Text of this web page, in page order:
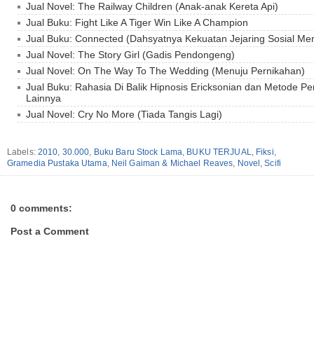
Jual Novel: The Railway Children (Anak-anak Kereta Api)
Jual Buku: Fight Like A Tiger Win Like A Champion
Jual Buku: Connected (Dahsyatnya Kekuatan Jejaring Sosial
Jual Novel: The Story Girl (Gadis Pendongeng)
Jual Novel: On The Way To The Wedding (Menuju Pernikahan)
Jual Buku: Rahasia Di Balik Hipnosis Ericksonian dan Metode
Lainnya
Jual Novel: Cry No More (Tiada Tangis Lagi)
Labels: 2010, 30.000, Buku Baru Stock Lama, BUKU TERJUAL, Fiksi,
Gramedia Pustaka Utama, Neil Gaiman & Michael Reaves, Novel ,Scifi
0 comments:
Post a Comment